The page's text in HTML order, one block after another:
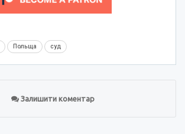
Польща суд
Залишити коментар